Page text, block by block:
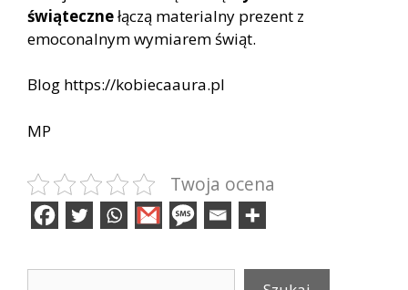
świątecznełączą materialny prezent z
emoconalnym wymiarem świąt.
Blog https://kobiecaaura.pl
MP
Twoja ocena